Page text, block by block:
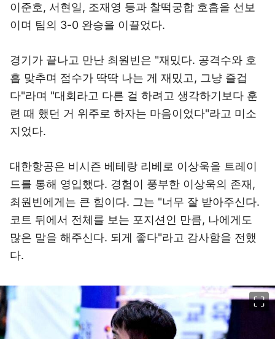
이준호, 서현일, 조재영 등과 찰떡궁합 호흡을 선보
이며 팀의 3-0 완승을 이끌었다.
경기가 끝나고 만난 최원빈은 "재밌다. 공격수와 호
흡 맞추며 점수가 딱딱 나는 게 재밌고, 그냥 즐겁
다"라며 "대회라고 다른 걸 하려고 생각하기보다 훈
련 때 했던 거 위주로 하자는 마음이었다"라고 미소
지었다.
대한항공은 비시즌 베테랑 리베로 이상욱을 트레이
드를 통해 영입했다. 경험이 풍부한 이상욱의 존재,
최원빈에게는 큰 힘이다. 그는 "너무 잘 받아주신다.
코트 뒤에서 전체를 보는 포지션인 만큼, 나에게도
많은 말을 해주신다. 되게 좋다"라고 감사함을 전했
다.